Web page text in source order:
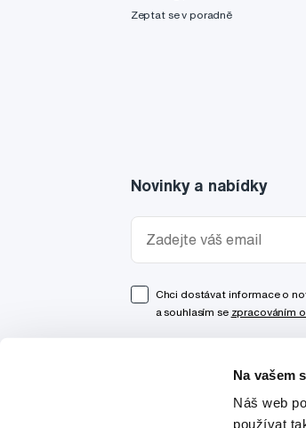
Na vašem
Náš web
používat
Zeptat se v poradně
Novinky a nabídky
Chci dostávat informace o
a souhlasím se zpracováním